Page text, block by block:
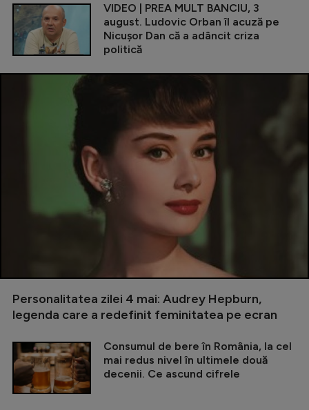
VIDEO | PREA MULT BANCIU, 3
august. Ludovic Orban îl acuză pe
Nicușor Dan că a adâncit criza
politică
Personalitatea zilei 4 mai: Audrey Hepburn,
legenda care a redefinit feminitatea pe ecran
Consumul de bere în România, la cel
mai redus nivel în ultimele două
decenii. Ce ascund cifrele